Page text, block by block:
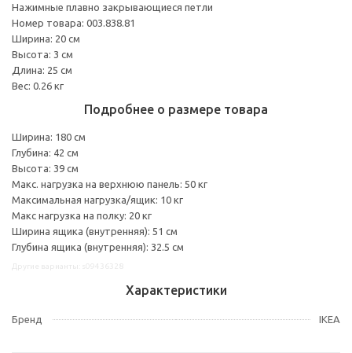
Нажимные плавно закрывающиеся петли
Номер товара: 003.838.81
Ширина: 20 см
Высота: 3 см
Длина: 25 см
Вес: 0.26 кг
Подробнее о размере товара
Ширина: 180 см
Глубина: 42 см
Высота: 39 см
Макс. нагрузка на верхнюю панель: 50 кг
Максимальная нагрузка/ящик: 10 кг
Макс нагрузка на полку: 20 кг
Ширина ящика (внутренняя): 51 см
Глубина ящика (внутренняя): 32.5 см
Характеристики
Бренд IKEA